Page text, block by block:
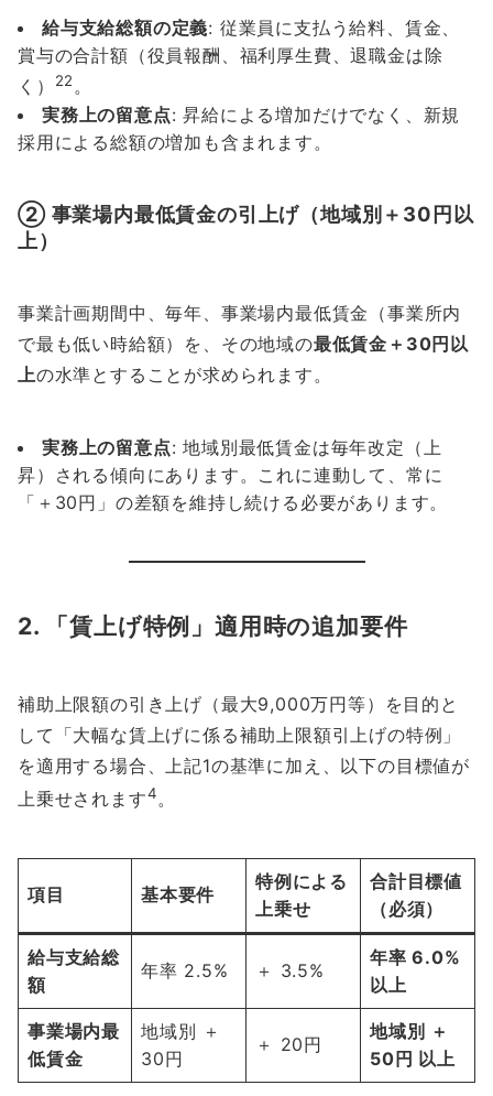
給与支給総額の定義: 従業員に支払う給料、賃金、
賞与の合計額（役員報酬、福利厚生費、退職金は除
く）
22。
実務上の留意点: 昇給による増加だけでなく、新規
採用による総額の増加も含まれます。
② 事業場内最低賃金の引上げ（地域別＋30円以
上）
事業計画期間中、毎年、事業場内最低賃金（事業所内
で最も低い時給額）を、その地域の最低賃金＋30円以
上の水準とすることが求められます。
実務上の留意点: 地域別最低賃金は毎年改定（上
昇）される傾向にあります。これに連動して、常に
「＋30円」の差額を維持し続ける必要があります。
2. 「賃上げ特例」適用時の追加要件
補助上限額の引き上げ（最大9,000万円等）を目的と
して「大幅な賃上げに係る補助上限額引上げの特例」
を適用する場合、上記1の基準に加え、以下の目標値が
上乗せされます4。
項目 基本要件
特例による
上乗せ
合計目標値
（必須）
給与支給総
額
年率 2.5% ＋ 3.5%
年率 6.0%
以上
事業場内最
低賃金
地域別 ＋
30円
＋ 20円
地域別 ＋
50円 以上